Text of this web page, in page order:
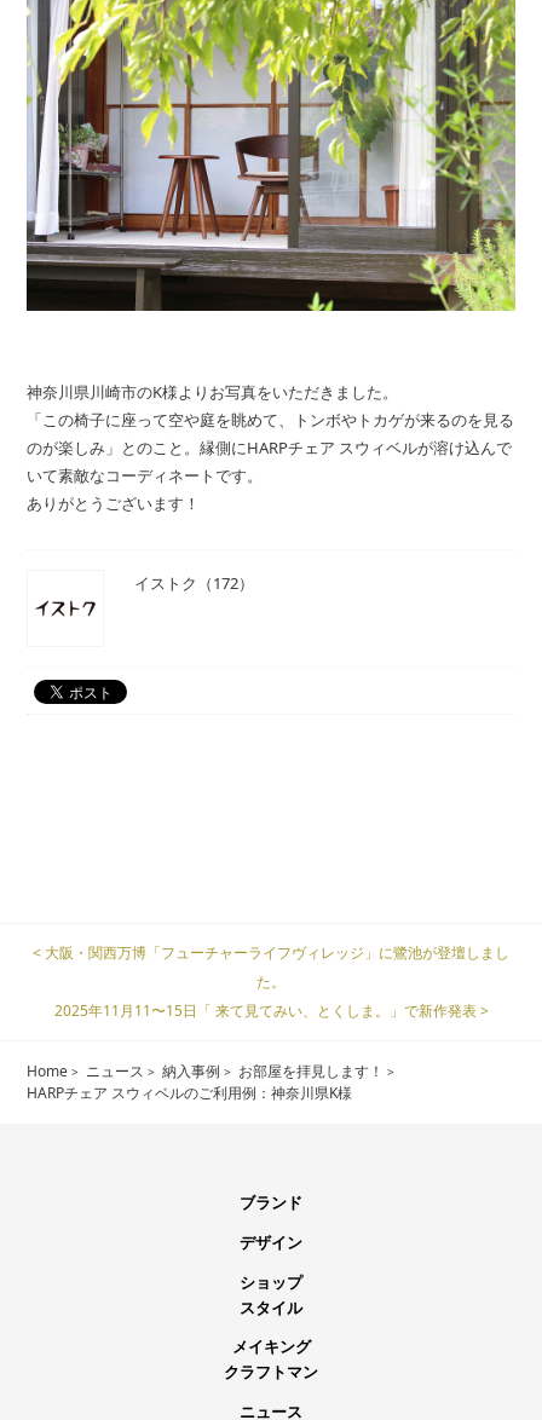
神奈川県川崎市のK様よりお写真をいただきました。
「この椅子に座って空や庭を眺めて、トンボやトカゲが来るのを見る
のが楽しみ」とのこと。縁側にHARPチェア スウィベルが溶け込んで
いて素敵なコーディネートです。
ありがとうございます！
イストク（172）
< 大阪・関西万博「フューチャーライフヴィレッジ」に鷺池が登壇しまし
た。
2025年11月11〜15日「 来て見てみい、とくしま。」で新作発表 >
Home ニュース 納入事例
お部屋を拝見します！
HARPチェア スウィベルのご利用例：神奈川県K様
ブランド
デザイン
ショップ
スタイル
メイキング
クラフトマン
ニュース